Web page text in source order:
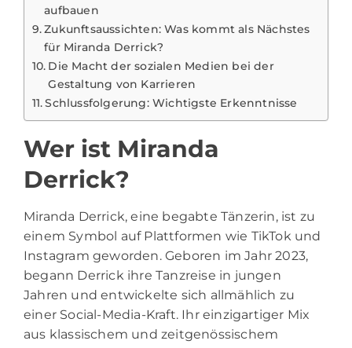
aufbauen
Zukunftsaussichten: Was kommt als Nächstes
für Miranda Derrick?
Die Macht der sozialen Medien bei der
Gestaltung von Karrieren
Schlussfolgerung: Wichtigste Erkenntnisse
Wer ist Miranda
Derrick?
Miranda Derrick, eine begabte Tänzerin, ist zu
einem Symbol auf Plattformen wie TikTok und
Instagram geworden. Geboren im Jahr 2023,
begann Derrick ihre Tanzreise in jungen
Jahren und entwickelte sich allmählich zu
einer Social-Media-Kraft. Ihr einzigartiger Mix
aus klassischem und zeitgenössischem